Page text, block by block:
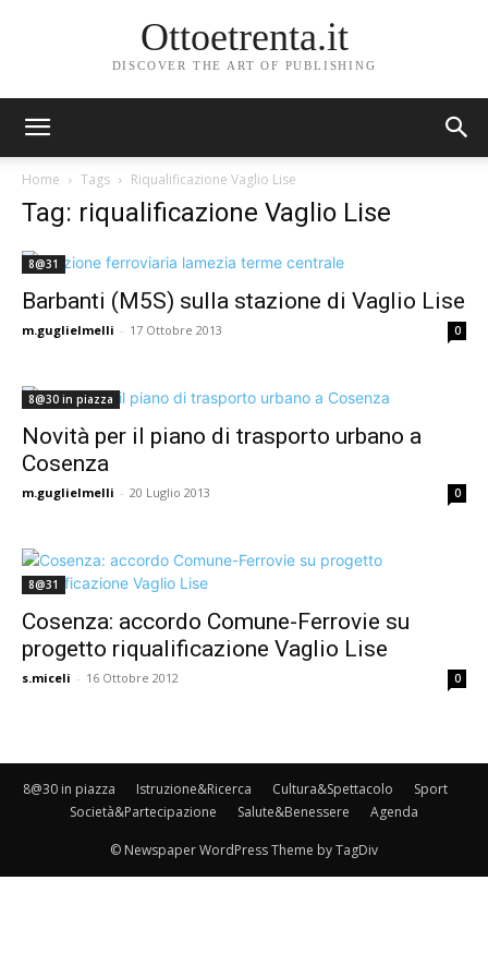
Ottoetrenta.it
DISCOVER THE ART OF PUBLISHING
Home Tags Riqualificazione Vaglio Lise
Tag: riqualificazione Vaglio Lise
8@31
Barbanti (M5S) sulla stazione di Vaglio Lise
m.guglielmelli - 17 Ottobre 2013 0
8@30 in piazza
Novità per il piano di trasporto urbano a
Cosenza
m.guglielmelli - 20 Luglio 2013 0
8@31
Cosenza: accordo Comune-Ferrovie su
progetto riqualificazione Vaglio Lise
s.miceli - 16 Ottobre 2012 0
8@30 in piazza Istruzione&Ricerca Cultura&Spettacolo
Sport
Società&Partecipazione
Salute&Benessere Agenda
© Newspaper WordPress Theme by TagDiv